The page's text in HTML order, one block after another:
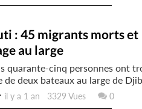
: 45 migrants morts et
au large
quarante-cinq personnes ont
de deux bateaux au large de
y a 1 an 3329 Vues 0